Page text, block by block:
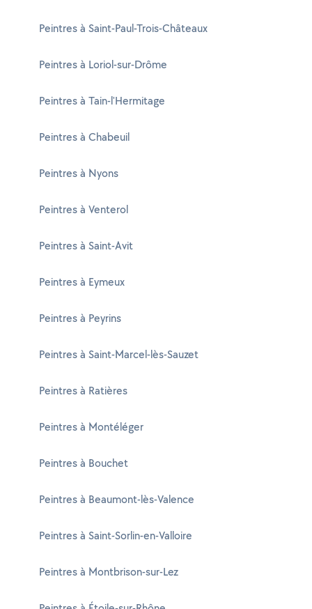
Peintres à Saint-Paul-Trois-Châteaux
Peintres à Loriol-sur-Drôme
Peintres à Tain-l'Hermitage
Peintres à Chabeuil
Peintres à Nyons
Peintres à Venterol
Peintres à Saint-Avit
Peintres à Eymeux
Peintres à Peyrins
Peintres à Saint-Marcel-lès-Sauzet
Peintres à Ratières
Peintres à Montéléger
Peintres à Bouchet
Peintres à Beaumont-lès-Valence
Peintres à Saint-Sorlin-en-Valloire
Peintres à Montbrison-sur-Lez